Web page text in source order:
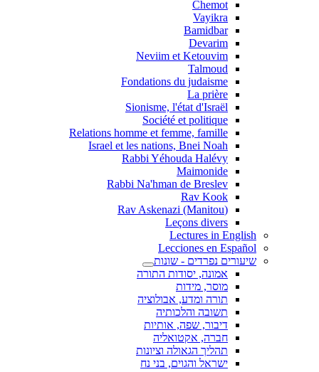
Chemot
Vayikra
Bamidbar
Devarim
Neviim et Ketouvim
Talmoud
Fondations du judaisme
La prière
Sionisme, l'état d'Israël
Société et politique
Relations homme et femme, famille
Israel et les nations, Bnei Noah
Rabbi Yéhouda Halévy
Maimonide
Rabbi Na'hman de Breslev
Rav Kook
(Rav Askenazi (Manitou
Leçons divers
Lectures in English
Lecciones en Español
שיעורים נפרדים - שונות
אמונה, יסודות התורה
מוסר, מידות
תורה ומדע, אבולוציה
תשובה והלכותיה
דיבור, שפה, אותיות
חברה, אקטואליה
תהליך הגאולה וציונות
ישראל והגוים, בני נח